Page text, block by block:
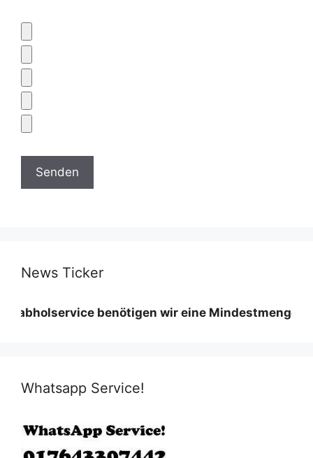
News Ticker
benötigen wir eine Mindestmenge diese
Whatsapp Service!